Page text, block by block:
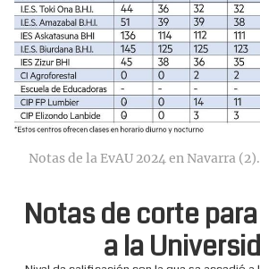
Notas de la EvAU 2024 en Navarra (2).